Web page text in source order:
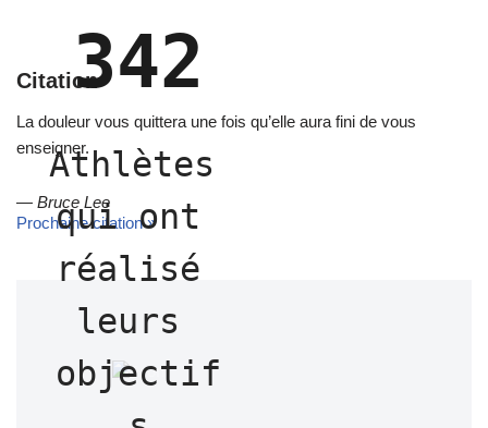
Citation
La douleur vous quittera une fois qu’elle aura fini de vous
enseigner.
— Bruce Lee
Prochaine citation »
342
Athlètes
qui ont
réalisé
leurs
objectif